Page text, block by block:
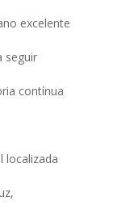
excelente
seguir
contínua
localizada